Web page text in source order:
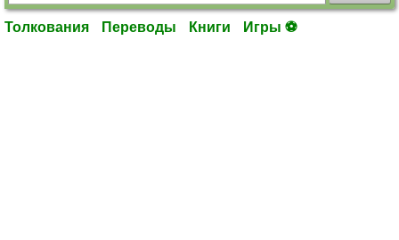
Толкования Переводы Книги Игры ⚽